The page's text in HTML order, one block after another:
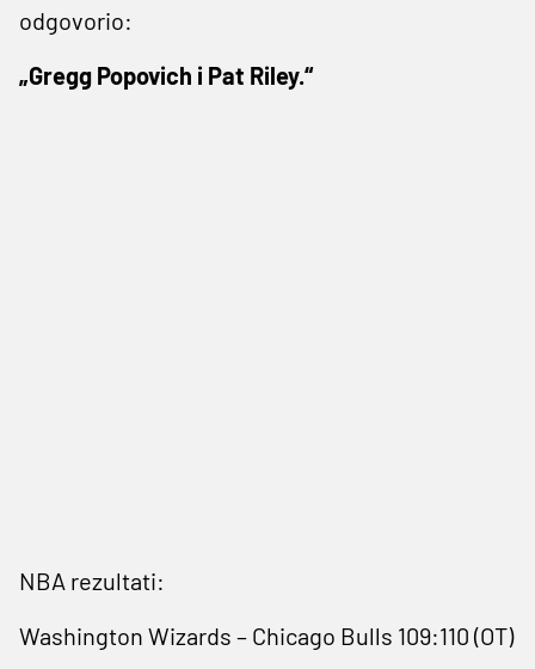
odgovorio:
„Gregg Popovich i Pat Riley.“
NBA rezultati:
Washington Wizards – Chicago Bulls 109:110 (OT)